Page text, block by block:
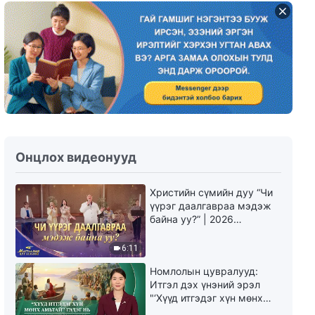
9:36
Өдөр тутмын Бурханы үг:
Бурханыг мэдэх нь | Эшлэл
149
Өдөр тутмын Бурханы үг:
Бурханыг мэдэх нь | Эшлэл
150
9:16
Өдөр тутмын Бурханы үг:
Бурханыг мэдэх нь | Эшлэл
151
9:38
Өдөр тутмын Бурханы үг:
Бурханыг мэдэх нь | Эшлэл
152
Өдөр тутмын Бурханы үг:
Онцлох видеонууд
6:11
Христийн сүмийн дуу “Чи
үүрэг даалгавраа мэдэж
байна уу?” | 2026
Номлолын цувралууд:
Итгэл дэх үнэний эрэл
"‘Хүүд итгэдэг хүн мөнх